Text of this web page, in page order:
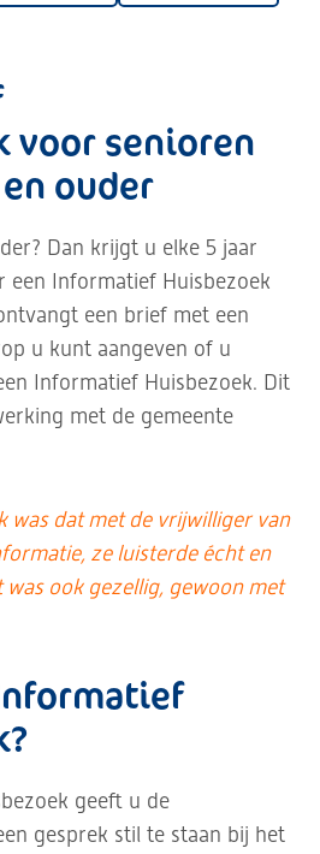
voor senioren
ouder
Dan krijgt u elke 5 jaar
een Informatief Huisbezoek
een brief met een
u kunt aangeven of u
Informatief Huisbezoek. Dit
met de gemeente
was dat met de vrijwilliger van
ze luisterde écht en
was ook gezellig, gewoon met
geeft u de
gesprek stil te staan bij het